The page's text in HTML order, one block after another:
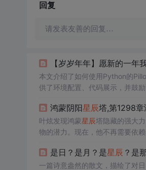
回复
请发表友善的回复…
【岁岁年年】愿新的一年
本文介绍了如何使用Python的
供了环境配置、代码展示，并鼓励
鸿蒙阴阳星辰塔,第1298章
叶炫发现鸿蒙星辰塔隐藏的强大
物的潜力。现在，他不再需要依
是日？是月？是星辰 ？是
一篇诗意盎然的散文，描绘了对日